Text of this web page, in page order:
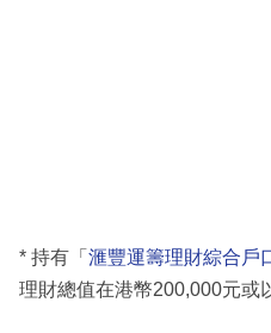
* 持有「 滙豐運籌理財綜合戶
理財總值在港幣200,000元或